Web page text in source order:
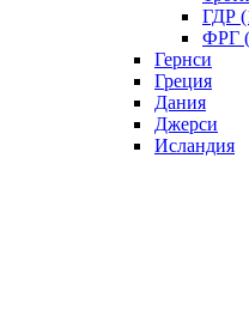
ГДР
ФРГ
Гернси
Греция
Дания
Джерси
Исландия